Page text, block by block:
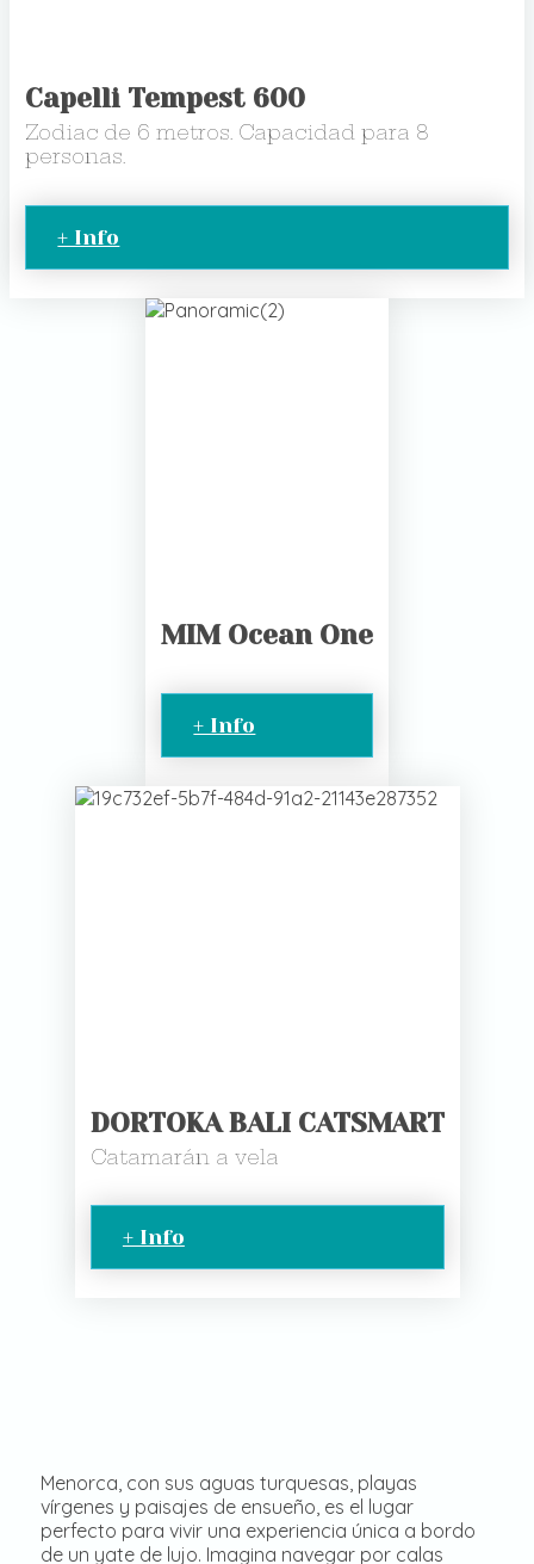
Capelli Tempest 600
Zodiac de 6 metros. Capacidad para 8
personas.
+ Info
MIM Ocean One
+ Info
DORTOKA BALI CATSMART
Catamarán a vela
+ Info
Menorca, con sus aguas turquesas, playas
vírgenes y paisajes de ensueño, es el lugar
perfecto para vivir una experiencia única a bordo
de un yate de lujo. Imagina navegar por calas